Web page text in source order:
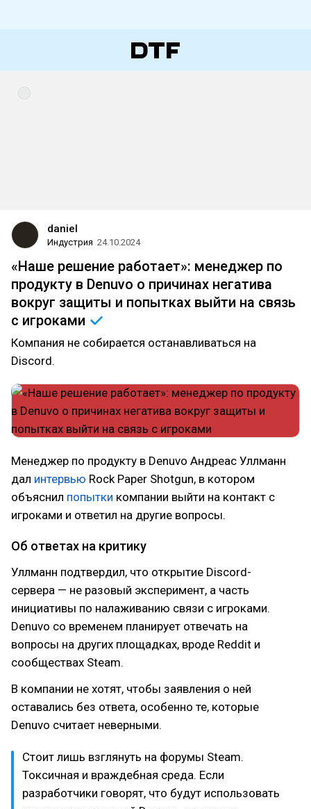
daniel
Индустрия 24.10.2024
«Наше решение работает»: менеджер по
продукту в Denuvo о причинах негатива
вокруг защиты и попытках выйти на связь
с игроками
Компания не собирается останавливаться на
Discord.
Менеджер по продукту в Denuvo Андреас Уллманн
дал интервью Rock Paper Shotgun, в котором
объяснил попытки компании выйти на контакт с
игроками и ответил на другие вопросы.
Об ответах на критику
Уллманн подтвердил, что открытие Discord-
сервера — не разовый эксперимент, а часть
инициативы по налаживанию связи с игроками.
Denuvo со временем планирует отвечать на
вопросы на других площадках, вроде Reddit и
сообществах Steam.
В компании не хотят, чтобы заявления о ней
оставались без ответа, особенно те, которые
Denuvo считает неверными.
Стоит лишь взглянуть на форумы Steam.
Токсичная и враждебная среда. Если
разработчики говорят, что будут использовать